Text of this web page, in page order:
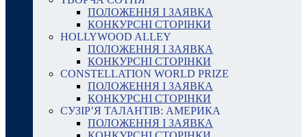
ПОЛОЖЕННЯ І ЗАЯВКА
КОНКУРСНІ СТОРІНКИ
HOLLYWOOD ALLEY
ПОЛОЖЕННЯ І ЗАЯВКА
КОНКУРСНІ СТОРІНКИ
CONSTELLATION WORLD PRIZE
ПОЛОЖЕННЯ І ЗАЯВКА
КОНКУРСНІ СТОРІНКИ
СУЗІР’Я ТАЛАНТІВ: АМЕРИКА
ПОЛОЖЕННЯ І ЗАЯВКА